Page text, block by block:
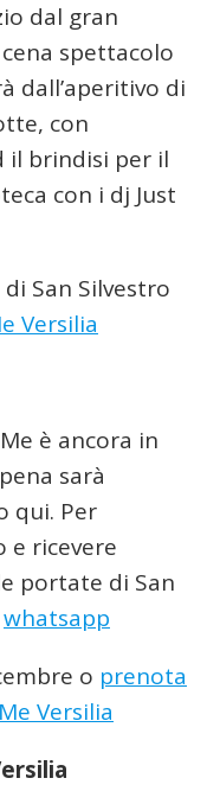
dal gran
spettacolo
dall’aperitivo di
con
il brindisi per il
con i dj Just
San Silvestro
Versilia
è ancora in
sarà
qui. Per
e ricevere
portate di San
whatsapp
o prenota
Versilia